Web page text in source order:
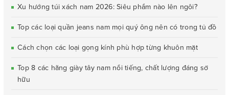
Xu hướng túi xách nam 2026: Siêu phẩm nào lên ngôi?
Top các loại quần jeans nam mọi quý ông nên có trong tủ đồ
Cách chọn các loại gọng kính phù hợp từng khuôn mặt
Top 8 các hãng giày tây nam nổi tiếng, chất lượng đáng sở
hữu